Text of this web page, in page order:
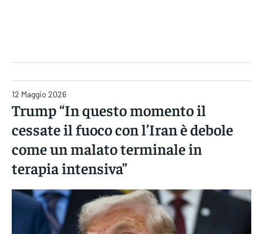
12 Maggio 2026
Trump “In questo momento il
cessate il fuoco con l’Iran è debole
come un malato terminale in
terapia intensiva”